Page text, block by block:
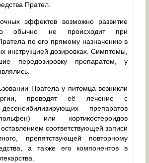
Прател.
эффектов возможно развитие
обычно не происходит при
по его прямому назначению в
инструкцией дозировках. Симптомы,
передозировку препаратом, у
Пратела у питомца возникли
проводят её лечение с
препаратов
или кортикостероидов
соответствующей записи
препятствующей повторному
а также его компонентов в